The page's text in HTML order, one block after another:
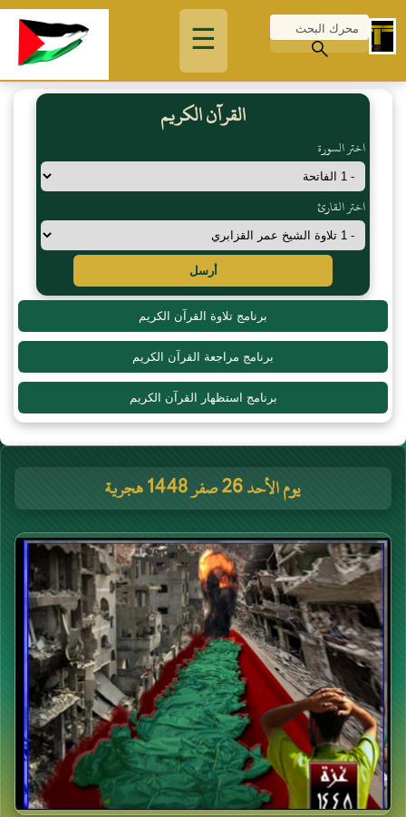
☰
القرآن الكريم
اختر السورة
اختر القارئ
أرسل
برنامج تلاوة القرآن الكريم
برنامج مراجعة القرآن الكريم
برنامج استظهار القرآن الكريم
يوم الأحد 26 صفر 1448 هجرية